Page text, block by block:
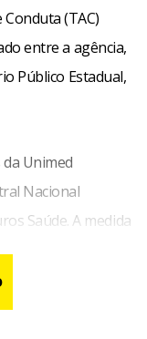
(TAC)
entre a agência,
Público Estadual,
Unimed
Nacional
Saúde. A medida
familiares e
vidas.
ainda serão